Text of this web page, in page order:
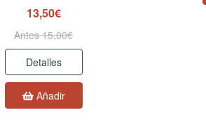
13,50€
Antes 15,00€
Detalles
Añadir